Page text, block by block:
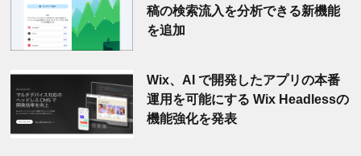
稿の検索流入を分析できる新機能
を追加
Wix、AI で開発したアプリの本番
運用を可能にする Wix Headlessの
機能強化を発表